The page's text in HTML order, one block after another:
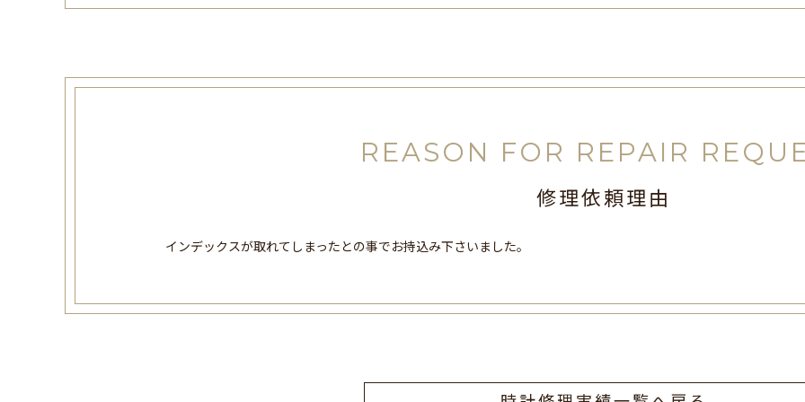
REASON FOR REPAIR
修理依頼理由
インデックスが取れてしまったとの事でお持込み下さいました。